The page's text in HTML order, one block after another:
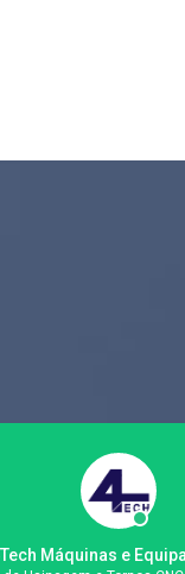
Siga-
Máquinas e